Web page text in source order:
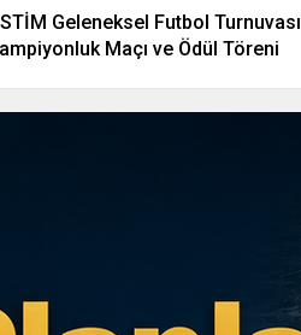
Geleneksel Futbol Turnuvası
Maçı ve Ödül Töreni